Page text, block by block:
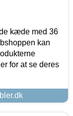
kæde med 36
kan
for at se deres